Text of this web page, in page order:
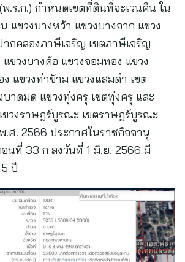
.ร.ก.) กำหนดเขตที่ดินที่จะเวนคืน ใน
แขวงบางหว้า แขวงบางจาก แขวง
ากคลองภาษีเจริญ เขตภาษีเจริญ
ขวงบางค้อ แขวงจอมทอง แขวง
แขวงท่าข้าม แขวงแสมดำ เขต
าดมด แขวงทุ่งครุ เขตทุ่งครุ และ
ขวงราษฎร์บูรณะ เขตราษฎร์บูรณะ
.ศ. 2566 ประกาศในราชกิจจานุ
อนที่ 33 ก ลงวันที่ 1 มิ.ย. 2566 มี
ปี